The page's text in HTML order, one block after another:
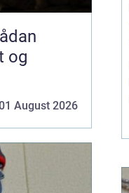
og
August 2026